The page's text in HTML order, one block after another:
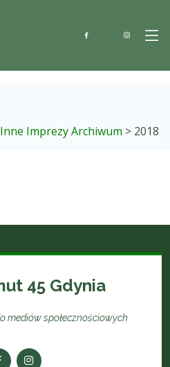
Inne Imprezy Archiwum > 2018
45 Gdynia
mediów społecznościowych